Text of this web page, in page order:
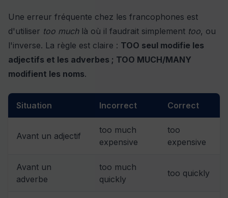
Une erreur fréquente chez les francophones est
d'utiliser too muchlà où il faudrait simplement too, ou
l'inverse. La règle est claire : TOO seul modifie les
adjectifs et les adverbes ; TOO MUCH/MANY
modifient les noms.
Situation Incorrect Correct
Avant un adjectif
too much
expensive
too
expensive
Avant un
adverbe
too much
quickly
too quickly